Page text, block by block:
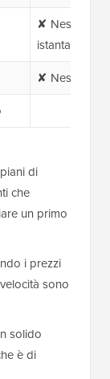
✘ Nessun
istantaneo
✘ Nessun
di
che
un primo
i prezzi
sono
solido
è di